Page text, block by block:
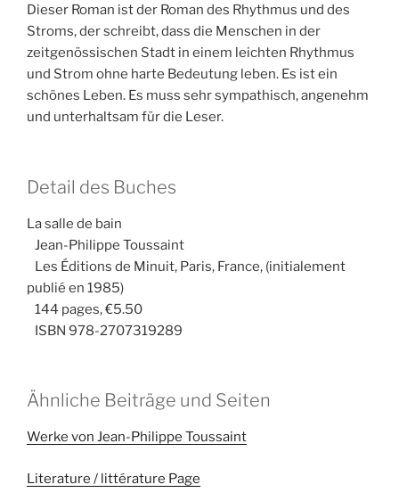
Dieser Roman ist der Roman des Rhythmus und des
Stroms, der schreibt, dass die Menschen in der
zeitgenössischen Stadt in einem leichten Rhythmus
und Strom ohne harte Bedeutung leben. Es ist ein
schönes Leben. Es muss sehr sympathisch, angenehm
und unterhaltsam für die Leser.
Detail des Buches
La salle de bain
Jean-Philippe Toussaint
Les Éditions de Minuit, Paris, France, (initialement
publié en 1985)
144 pages, €5.50
ISBN 978-2707319289
Ähnliche Beiträge und Seiten
Werke von Jean-Philippe Toussaint
Literature / littérature Page